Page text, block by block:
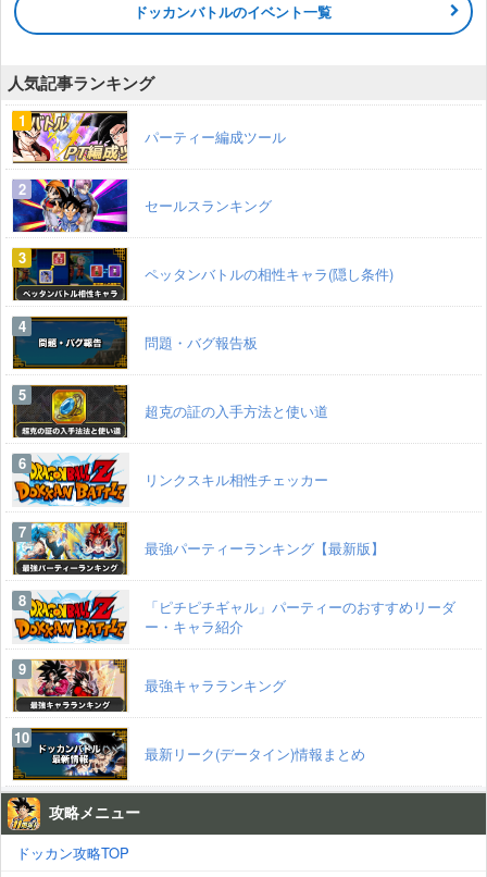
攻略メニュー
ドッカン攻略TOP
ドッカンバトルのイベント一覧
人気記事ランキング
パーティー編成ツール
セールスランキング
ペッタンバトルの相性キャラ(隠し条件)
問題・バグ報告板
超克の証の入手方法と使い道
リンクスキル相性チェッカー
最強パーティーランキング【最新版】
「ピチピチギャル」パーティーのおすすめリーダ
ー・キャラ紹介
最強キャラランキング
最新リーク(データイン)情報まとめ